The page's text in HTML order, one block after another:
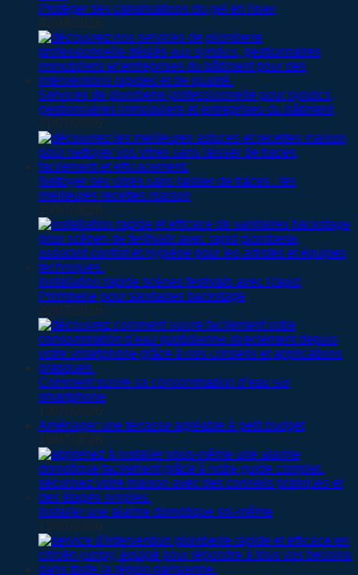
Protéger ses canalisations du gel en hiver
02/08/2026
Services de plomberie professionnelle pour syndics,
gestionnaires immobiliers et entreprises du bâtiment
27/07/2026
Nettoyer ses vitres sans laisser de traces : les
meilleures recettes maison
25/07/2026
Installation rapide scènes festivals avec Rapid
Plomberie pour sanitaires backstage
22/07/2026
Comment suivre sa consommation d’eau sur
smartphone
19/07/2026
Aménager une terrasse agréable à petit budget
16/07/2026
Installer une alarme domotique soi-même
13/07/2026